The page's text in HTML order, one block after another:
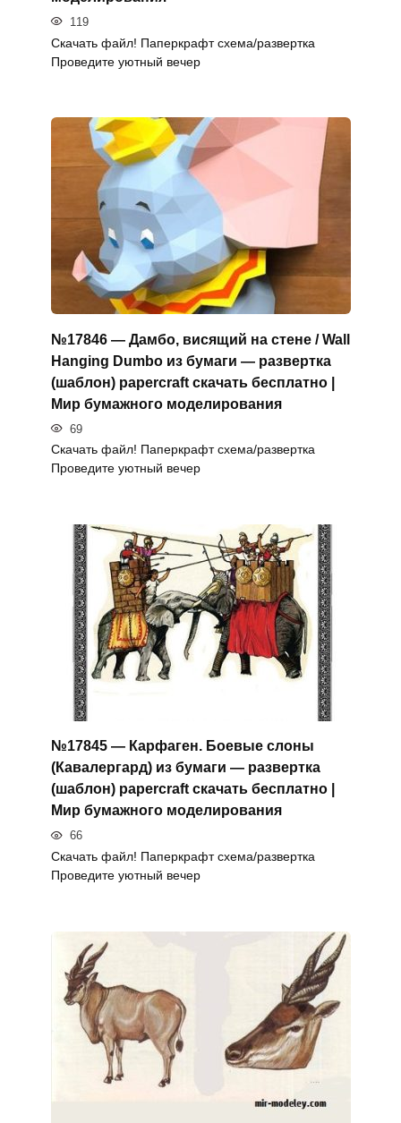
119
Скачать файл! Паперкрафт схема/развертка
Проведите уютный вечер
№17846 — Дамбо, висящий на стене / Wall
Hanging Dumbo из бумаги — развертка
(шаблон) papercraft скачать бесплатно |
Мир бумажного моделирования
69
Скачать файл! Паперкрафт схема/развертка
Проведите уютный вечер
№17845 — Карфаген. Боевые слоны
(Кавалергард) из бумаги — развертка
(шаблон) papercraft скачать бесплатно |
Мир бумажного моделирования
66
Скачать файл! Паперкрафт схема/развертка
Проведите уютный вечер